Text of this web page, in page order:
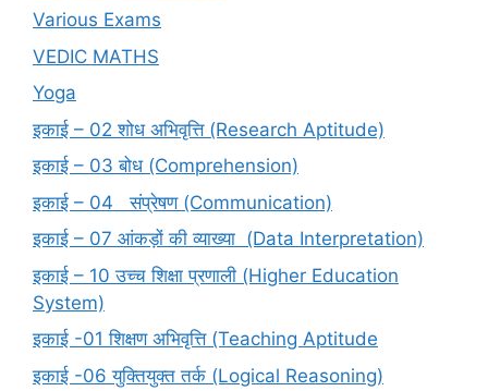
Various Exams
VEDIC MATHS
Yoga
इकाई – 02 शोध अभिवृत्ति (Research Aptitude)
इकाई – 03 बोध (Comprehension)
इकाई – 04 संप्रेषण (Communication)
इकाई – 07 आंकड़ों की व्याख्या (Data Interpretation)
इकाई – 10 उच्च शिक्षा प्रणाली (Higher Education
System)
इकाई -01 शिक्षण अभिवृत्ति (Teaching Aptitude
इकाई -06 युक्तियुक्त तर्क (Logical Reasoning)